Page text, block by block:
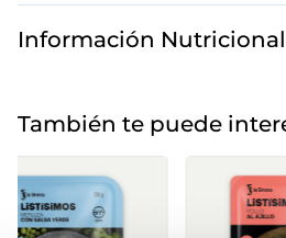
Información Nutricional
También te puede
Tallarines Carbonara